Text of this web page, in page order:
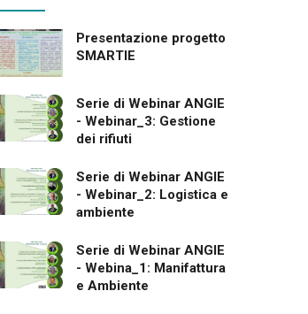
Presentazione progetto
SMARTIE
Serie di Webinar ANGIE
- Webinar_3: Gestione
dei rifiuti
Serie di Webinar ANGIE
- Webinar_2: Logistica e
ambiente
Serie di Webinar ANGIE
- Webina_1: Manifattura
e Ambiente